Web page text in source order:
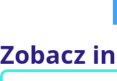
Zobacz